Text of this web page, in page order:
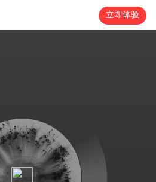
立即体验